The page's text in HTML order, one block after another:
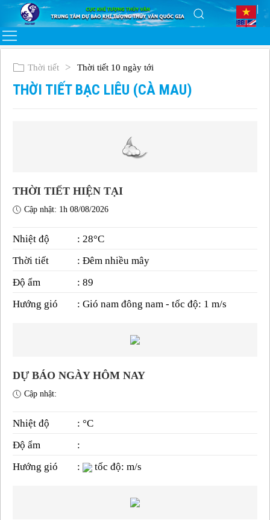
Thời tiết Thời tiết 10 ngày tới
THỜI TIẾT BẠC LIÊU (CÀ MAU)
THỜI TIẾT HIỆN TẠI
Cập nhật: 1h 08/08/2026
Nhiệt độ
: 28°C
Thời tiết
: Đêm nhiều mây
Độ ẩm
: 89
Hướng gió
: Gió nam đông nam - tốc độ: 1 m/s
DỰ BÁO NGÀY HÔM NAY
Cập nhật:
Nhiệt độ
: °C
Độ ẩm
:
Hướng gió
: tốc độ: m/s